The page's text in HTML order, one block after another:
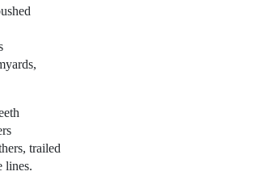
trailed
lines.